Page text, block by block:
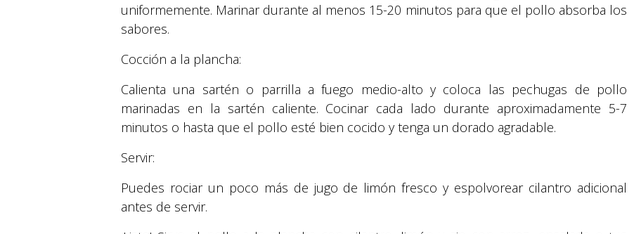
uniformemente. Marinar durante al menos 15-20 minutos para que el pollo absorba los
sabores.
Cocción a la plancha:
Calienta una sartén o parrilla a fuego medio-alto y coloca las pechugas de pollo
marinadas en la sartén caliente. Cocinar cada lado durante aproximadamente 5-7
minutos o hasta que el pollo esté bien cocido y tenga un dorado agradable.
Servir:
Puedes rociar un poco más de jugo de limón fresco y espolvorear cilantro adicional
antes de servir.
y la Comunicación Social.
Política y privacidad